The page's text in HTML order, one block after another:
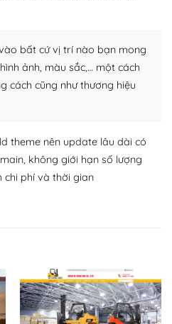
đảo, thư viện themes và
phù hợp cho mục đích
và themes
đều có thể dễ
cung cấp khoảng 60%
website WordPress
bất cứ vị trí nào bạn mong
ảnh, màu sắc,… một cách
cách cũng như thương hiệu
theme nên update lâu dài có
không giới hạn số lượng
chi phí và thời gian